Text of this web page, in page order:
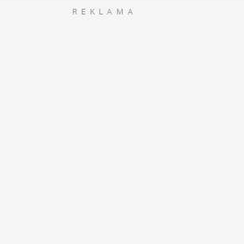
REKLAMA